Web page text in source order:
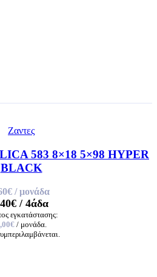
Ζαντες
583 8×18 5×98 HYPER
BLACK
/ μονάδα
/ 4άδα
εγκατάστασης:
/ μονάδα.